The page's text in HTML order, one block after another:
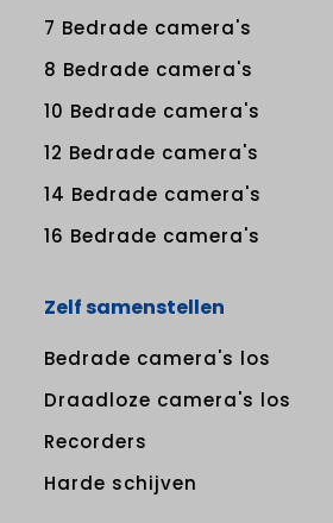
7 Bedrade camera's
8 Bedrade camera's
10 Bedrade camera's
12 Bedrade camera's
14 Bedrade camera's
16 Bedrade camera's
Zelf samenstellen
Bedrade camera's los
Draadloze camera's los
Recorders
Harde schijven